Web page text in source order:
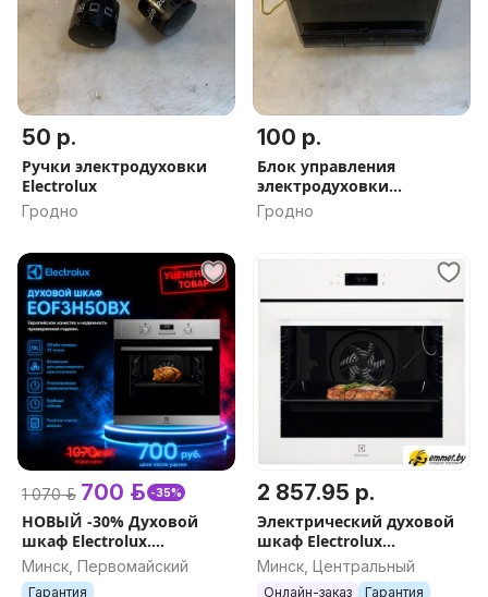
50 р.
Ручки электродуховки
Electrolux
Гродно
100 р.
Блок управления
электродуховки
Electrolux
Гродно
1 070 р. 700 р. -35%
НОВЫЙ -30% Духовой
шкаф Electrolux.
Гарантия. Доставка
Минск, Первомайский
Гарантия
2 857.95 р.
Электрический духовой
шкаф Electrolux
EOE8P39WV
Минск, Центральный
Онлайн-заказ Гарантия